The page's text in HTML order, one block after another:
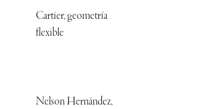
Cartier, geometría
flexible
Nelson Hernández,